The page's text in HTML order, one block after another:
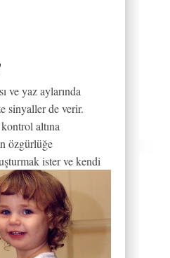
ve yaz aylarında
sinyaller de verir.
altına
özgürlüğe
ister ve kendi